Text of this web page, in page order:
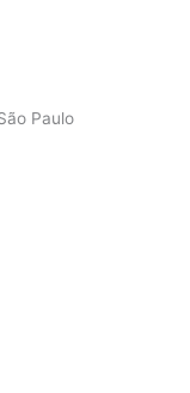
Paulo